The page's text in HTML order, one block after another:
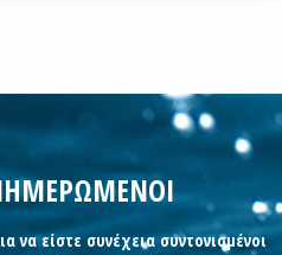
να είστε συνέχεια συντονισμένοι